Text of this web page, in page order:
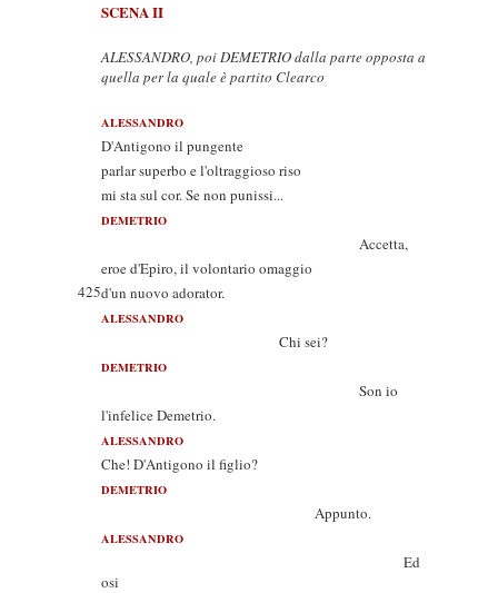
SCENA II
ALESSANDRO, poi DEMETRIO dalla parte opposta a
quella per la quale è partito Clearco
ALESSANDRO
D'Antigono il pungente
parlar superbo e l'oltraggioso riso
mi sta sul cor. Se non punissi...
DEMETRIO
Accetta,
eroe d'Epiro, il volontario omaggio
425d'un nuovo adorator.
ALESSANDRO
Chi sei?
DEMETRIO
Son io
l'infelice Demetrio.
ALESSANDRO
Che! D'Antigono il figlio?
DEMETRIO
Appunto.
ALESSANDRO
Ed
osi